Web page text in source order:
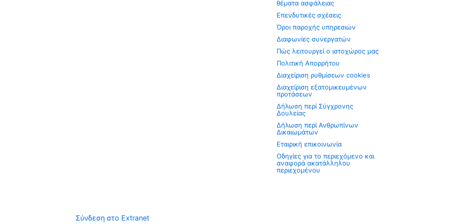
θέματα ασφάλειας
Επενδυτικές σχέσεις
Όροι παροχής υπηρεσιών
Διαφωνίες συνεργατών
Πώς λειτουργεί ο ιστοχώρος μας
Πολιτική Απορρήτου
Διαχείριση ρυθμίσεων cookies
Διαχείριση εξατομικευμένων
προτάσεων
Δήλωση περί Σύγχρονης
Δουλείας
Δήλωση περί Ανθρωπίνων
Δικαιωμάτων
Εταιρική επικοινωνία
Οδηγίες για το περιεχόμενο και
αναφορά ακατάλληλου
περιεχομένου
Σύνδεση στο Extranet